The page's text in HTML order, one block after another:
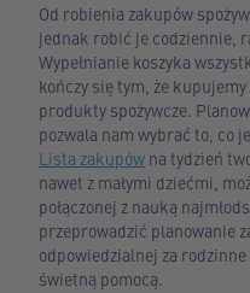
Od robienia zakupów
jednak robić je codziennie,
Wypełnianie koszyka
kończy się tym, że
produkty spożywcze.
pozwala nam wybrać to, co
Lista zakupów na tydzień
nawet z małymi dziećmi,
połączonej z nauką
przeprowadzić planowanie
odpowiedzialnej za
świetną pomocą.